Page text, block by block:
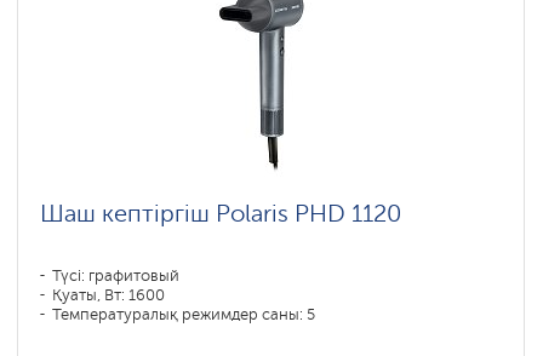
Шаш кептіргіш Polaris PHD 1120
Түсі: графитовый
Қуаты, Вт: 1600
Температуралық режимдер саны: 5